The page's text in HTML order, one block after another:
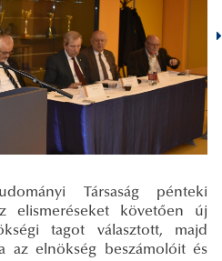
Társaság pénteki
elismeréseket követően új
tagot választott, majd
az elnökség beszámolóit és